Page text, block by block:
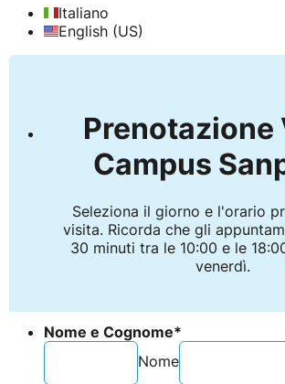
Italiano
English (US)
Prenotazione
Campus
Seleziona il giorno e l'orario
visita. Ricorda che gli
30 minuti tra le 10:00 e le
venerdì.
Nome e Cognome*
Nome